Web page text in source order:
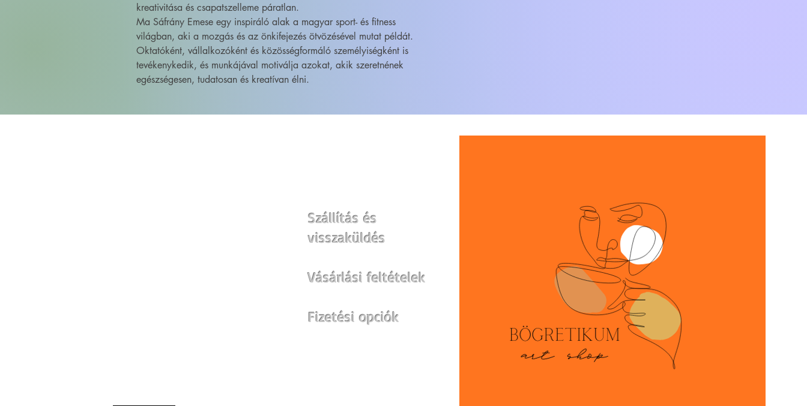
kreativitása és csapatszelleme páratlan.
Ma Sáfrány Emese egy inspiráló alak a magyar sport- és fitness
világban, aki a mozgás és az önkifejezés ötvözésével mutat példát.
Oktatóként, vállalkozóként és közösségformáló személyiségként is
tevékenykedik, és munkájával motiválja azokat, akik szeretnének
egészségesen, tudatosan és kreatívan élni.
Szállítás és
visszaküldés
Vásárlási feltételek
Fizetési opciók